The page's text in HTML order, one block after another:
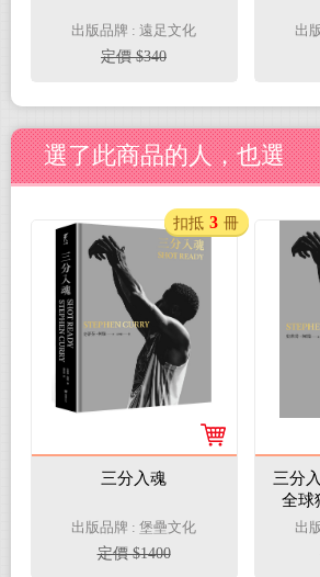
出版品牌 : 遠足文化
定價 $340
出
選了此商品的人，也選
三分入魂
出版品牌 : 堡壘文化
定價 $1400
扣抵 3 冊
三分
全球
出